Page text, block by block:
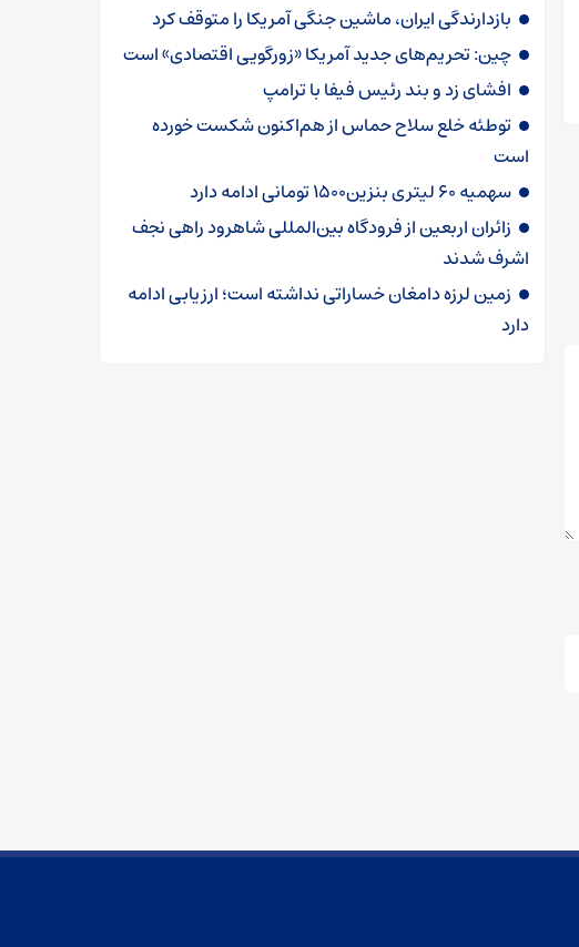
بازدارندگی ایران، ماشین جنگی آمریکا را متوقف کرد
چین: تحریم‌های جدید آمریکا «زورگویی اقتصادی» است
افشای زد و بند رئیس فیفا با ترامپ
توطئه خلع سلاح حماس از هم‌اکنون شکست خورده
است
سهمیه ۶۰ لیتری بنزین۱۵۰۰ تومانی ادامه دارد
زائران اربعین از فرودگاه بین‌المللی شاهرود راهی نجف
اشرف شدند
زمین لرزه دامغان خساراتی نداشته است؛ ارزیابی ادامه
دارد